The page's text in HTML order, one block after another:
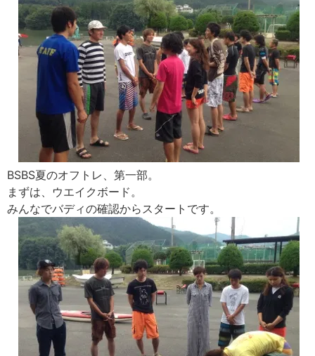
BSBS夏のオフトレ、第一部。
まずは、ウエイクボード。
みんなでバディの確認からスタートです。